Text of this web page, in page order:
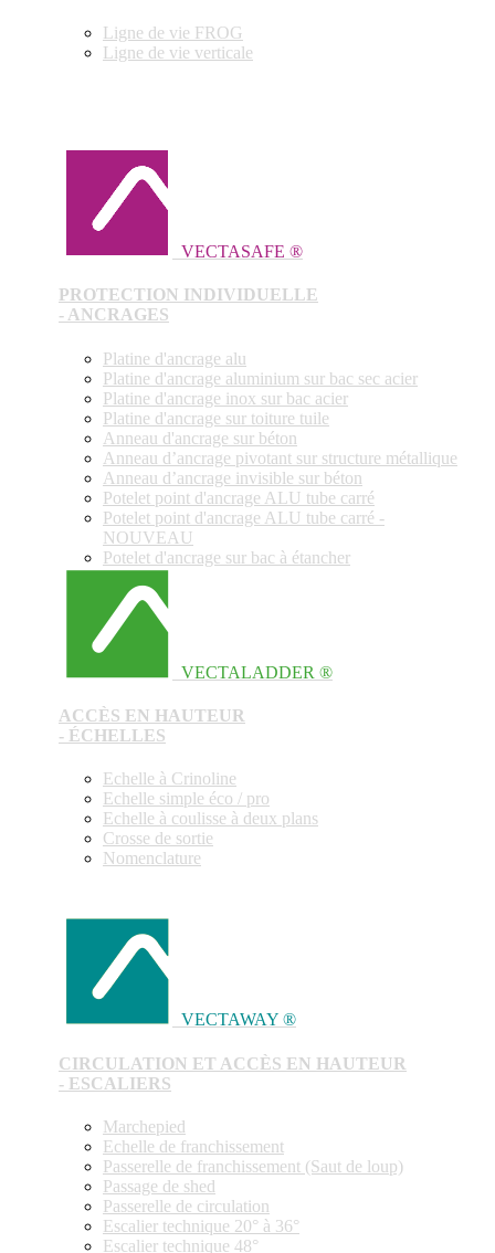
Ligne de vie FROG
Ligne de vie verticale
VECTASAFE ®
PROTECTION INDIVIDUELLE
- ANCRAGES
Platine d'ancrage alu
Platine d'ancrage aluminium sur bac sec acier
Platine d'ancrage inox sur bac acier
Platine d'ancrage sur toiture tuile
Anneau d'ancrage sur béton
Anneau d’ancrage pivotant sur structure métallique
Anneau d’ancrage invisible sur béton
Potelet point d'ancrage ALU tube carré
Potelet point d'ancrage ALU tube carré -
NOUVEAU
Potelet d'ancrage sur bac à étancher
VECTALADDER ®
ACCÈS EN HAUTEUR
- ÉCHELLES
Echelle à Crinoline
Echelle simple éco / pro
Echelle à coulisse à deux plans
Crosse de sortie
Nomenclature
VECTAWAY ®
CIRCULATION ET ACCÈS EN HAUTEUR
- ESCALIERS
Marchepied
Echelle de franchissement
Passerelle de franchissement (Saut de loup)
Passage de shed
Passerelle de circulation
Escalier technique 20° à 36°
Escalier technique 48°